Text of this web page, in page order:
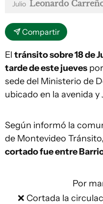
Julio Leonardo
Compartir
El tránsito sobre 18 de
tarde de este jueves
sede del Ministerio de
ubicado en la avenida
Según informó la
de Montevideo
cortado fue entre
Por
❌ Cortada la